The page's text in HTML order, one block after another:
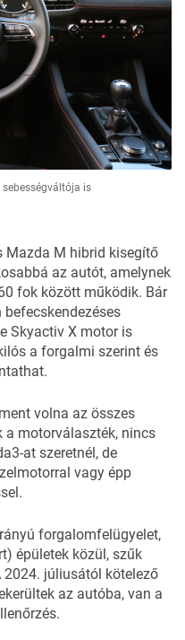
is
Mazda M hibrid kisegítő
az autót, amelynek
fok között működik. Bár
Skyactiv X motor is
a forgalmi szerint és
volna az összes
motorválaszték, nincs
at szeretnél, de
vagy épp
forgalomfelügyelet,
épületek közül, szűk
júliusától kötelező
az autóba, van a